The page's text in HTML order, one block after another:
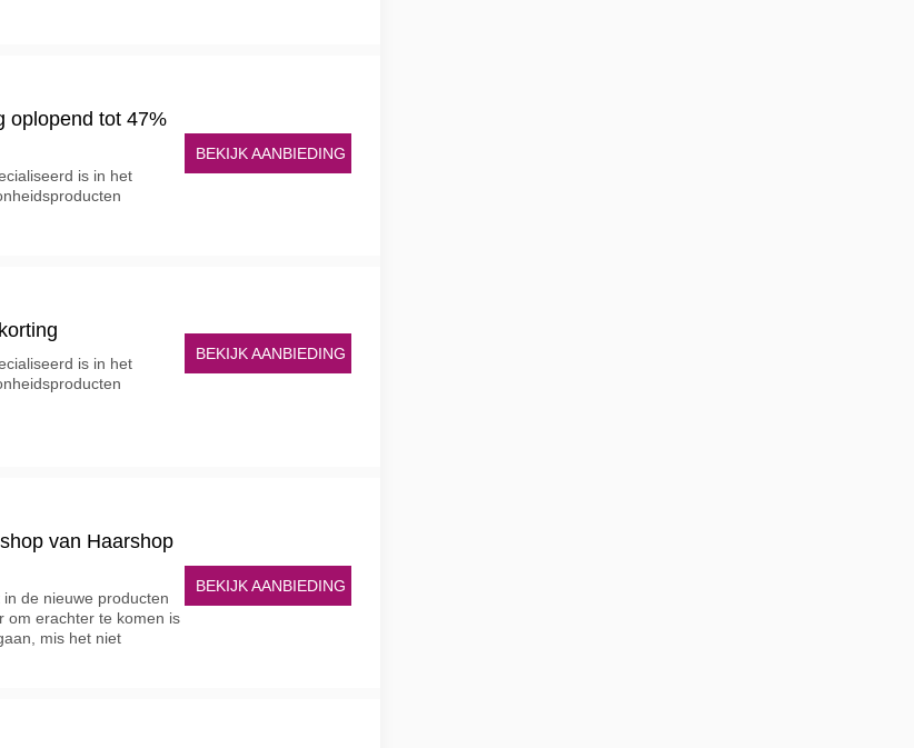
oplopend tot 47%
is in het
BEKIJK AANBIEDING
is in het
BEKIJK AANBIEDING
van Haarshop
de nieuwe producten
om erachter te komen is
mis het niet
BEKIJK AANBIEDING